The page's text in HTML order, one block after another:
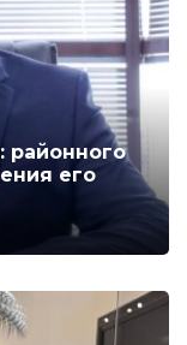
его